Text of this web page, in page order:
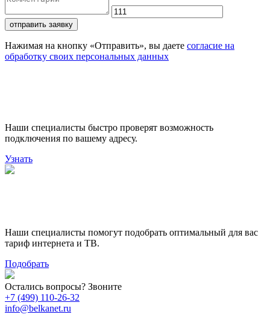
отправить заявку
Нажимая на кнопку «Отправить», вы даете согласие на
обработку своих персональных данных
Наши специалисты быстро проверят возможность
подключения по вашему адресу.
Узнать
Наши специалисты помогут подобрать оптимальный для вас
тариф интернета и ТВ.
Подобрать
Остались вопросы? Звоните
+7 (499) 110-26-32
info@belkanet.ru